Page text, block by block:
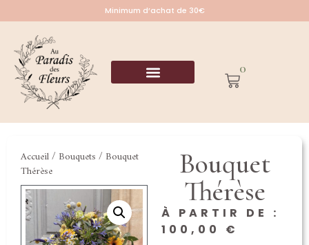
Minimum d’achat de 30€
0
Accueil/ Bouquets / Bouquet
Thérèse
Bouquet
Thérèse
À PARTIR DE :
100,00 €